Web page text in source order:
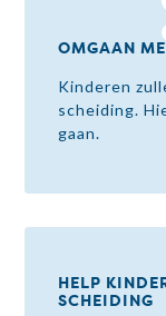
OMGAAN
Kinderen
scheiding.
gaan.
HELP
SCHEIDING